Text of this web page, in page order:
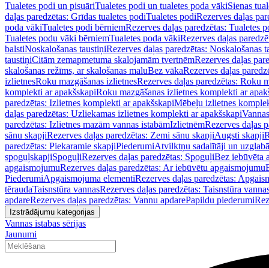
Tualetes podi un pisuāriTualetes podi un tualetes poda vākiSienas
daļas paredzētas: Grīdas tualetes podiTualetes podiRezerves daļas
poda vākiTualetes podi bērniemRezerves daļas paredzētas: Tualetes
Tualetes podu vāki bērniemTualetes poda vākiRezerves daļas
balstiNoskalošanas taustiņiRezerves daļas paredzētas: Noskalošanas
taustiņiCitām zemapmetuma skalojamām tvertnēmRezerves daļas
skalošanas režīms, ar skalošanas maluBez vākaRezerves daļas
izlietnesRoku mazgāšanas izlietnesRezerves daļas paredzētas: Roku
komplekti ar apakšskapiRoku mazgāšanas izlietnes komplekti ar
paredzētas: Izlietnes komplekti ar apakšskapiMēbeļu izlietnes
daļas paredzētas: Uzliekamas izlietnes komplekti ar apakšskapi
paredzētas: Izlietnes mazām vannas istabāmIzlietnēmRezerves daļas
sānu skapjiRezerves daļas paredzētas: Zemi sānu skapjiAugsti skapji
paredzētas: Piekaramie skapjiPiederumiAtvilktņu sadalītāji un
spoguļskapjiSpoguļiRezerves daļas paredzētas: SpoguļiBez iebūvēta
apgaismojumuRezerves daļas paredzētas: Ar iebūvētu apgaismojumu
PiederumiApgaismojuma elementiRezerves daļas paredzētas:
tēraudaTaisnstūra vannasRezerves daļas paredzētas: Taisnstūra
apdareRezerves daļas paredzētas: Vannu apdarePapildu piederumi
Izstrādājumu kategorijas
Vannas istabas sērijas
Jaunumi